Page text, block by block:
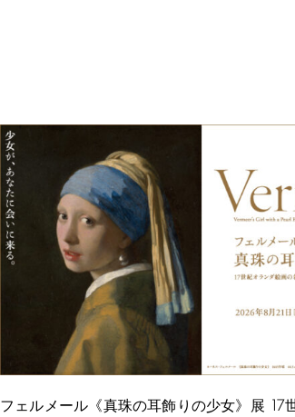
フェルメール《真珠の耳飾りの少女》展 17